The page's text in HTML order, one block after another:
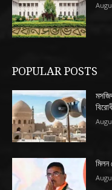
POPULAR POSTS
মিলন